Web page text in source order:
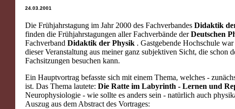
24.03.2001
Die Frühjahrstagung im Jahr 2000 des Fachverbandes Didaktik
finden die Frühjahrstagungen aller Fachverbände derDeutschen
Fachverband Didaktik der Physik. Gastgebende Hochschule
dieser Veranstaltung aus meiner ganz subjektiven Sicht, die
Fachsitzungen besuchen kann.
Ein Hauptvortrag befasste sich mit einem Thema, welches -
ist. Das Thema lautete: Die Ratte im Labyrinth - Lernen und
Neurophysiologie - wie sollte es anders sein - natürlich auch
Auszug aus dem Abstract des Vortrages: